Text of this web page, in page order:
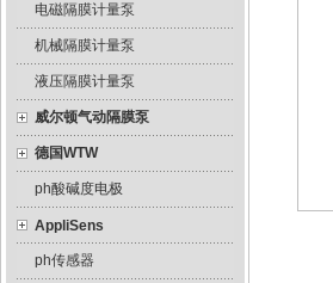
电磁隔膜计量泵
机械隔膜计量泵
液压隔膜计量泵
威尔顿气动隔膜泵
德国WTW
ph酸碱度电极
AppliSens
ph传感器